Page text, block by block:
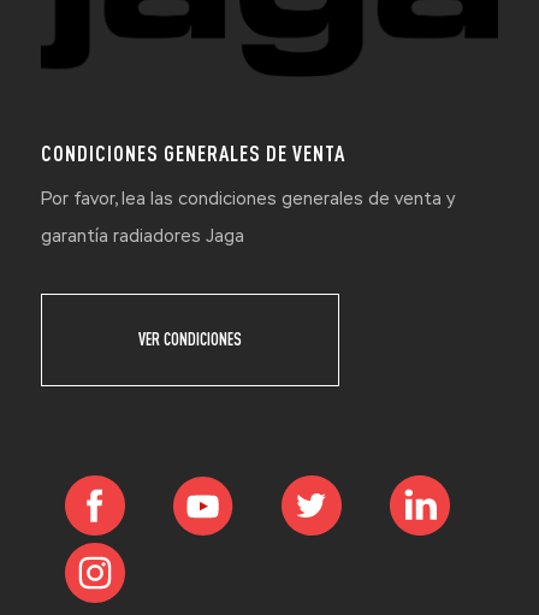
CONDICIONES GENERALES DE VENTA
Por favor, lea las condiciones generales de venta y
garantía radiadores Jaga
VER CONDICIONES